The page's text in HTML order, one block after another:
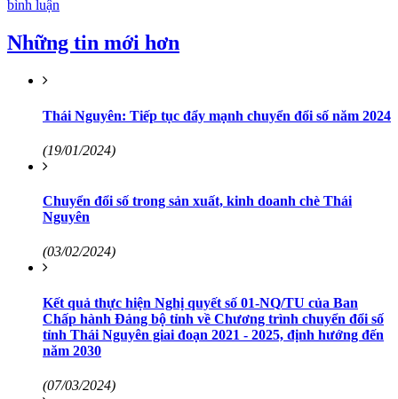
bình luận
Những tin mới hơn
Thái Nguyên: Tiếp tục đẩy mạnh chuyển đổi số năm 2024
(19/01/2024)
Chuyển đổi số trong sản xuất, kinh doanh chè Thái
Nguyên
(03/02/2024)
Kết quả thực hiện Nghị quyết số 01-NQ/TU của Ban
Chấp hành Đảng bộ tỉnh về Chương trình chuyển đổi số
tỉnh Thái Nguyên giai đoạn 2021 - 2025, định hướng đến
năm 2030
(07/03/2024)